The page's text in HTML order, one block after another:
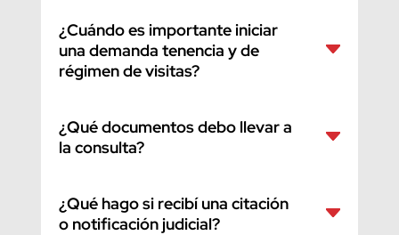
¿Cuándo es importante iniciar
una demanda tenencia y de
régimen de visitas?
¿Qué documentos debo llevar a
la consulta?
¿Qué hago si recibí una citación
o notificación judicial?